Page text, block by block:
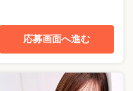
応募画面へ進む